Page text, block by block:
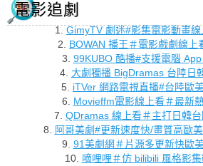
電影追劇
1. GimyTV 劇迷#影集電影動畫
2. BOWAN 播王＃電影戲劇線上
3. 99KUBO 酷播#支援電腦
4. 大劇獨播 BigDramas 台陸日
5. iTVer 網路電視直播#台陸歐
6. Movieffm電影線上看＃最新
7. QDramas 線上看＃主打日韓
8. 阿哥美劇#更新速度快/畫質高歐
9. 91美劇網＃片源多更新快歐
10. 嘀哩哩＃仿 bilibili 風格影